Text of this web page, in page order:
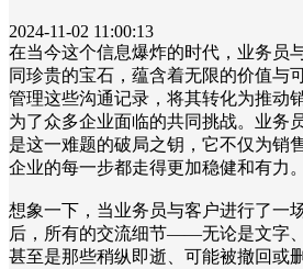
2024-11-02 11:00:13
在当今这个信息爆炸的时代，业务员
同珍贵的宝石，蕴含着无限的价值与
管理这些沟通记录，将其转化为推动
为了众多企业面临的共同挑战。业务
是这一难题的破局之钥，它不仅为销
企业的每一步都走得更加稳健和有力。
想象一下，当业务员与客户进行了一
后，所有的交流细节——无论是文字
甚至是那些稍纵即逝、可能被撤回或